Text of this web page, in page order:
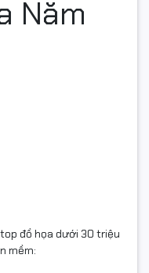
Năm
đồ họa dưới 30 triệu
mềm: